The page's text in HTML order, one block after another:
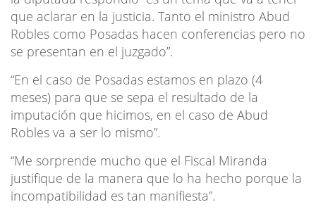
que aclarar en la justicia. Tanto el ministro Abud
Robles como Posadas hacen conferencias pero no
se presentan en el juzgado”.
“En el caso de Posadas estamos en plazo (4
meses) para que se sepa el resultado de la
imputación que hicimos, en el caso de Abud
Robles va a ser lo mismo”.
“Me sorprende mucho que el Fiscal Miranda
justifique de la manera que lo ha hecho porque la
incompatibilidad es tan manifiesta”.